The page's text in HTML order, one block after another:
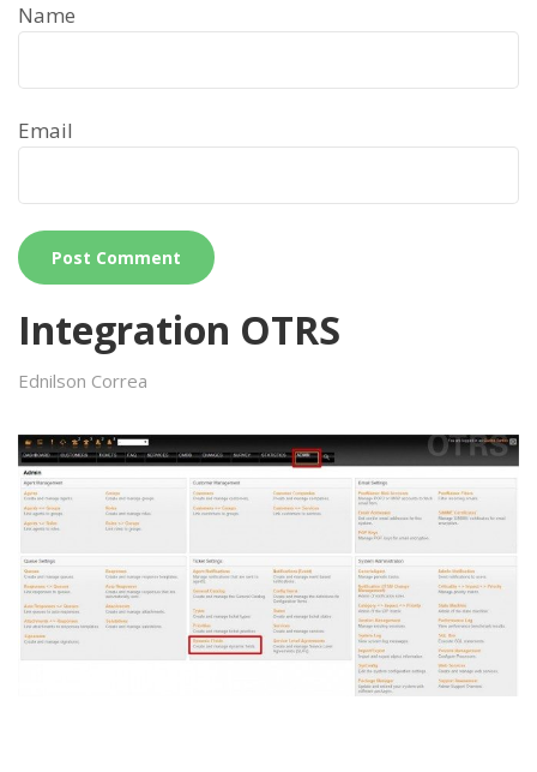
Name
Email
Integration OTRS
Ednilson Correa